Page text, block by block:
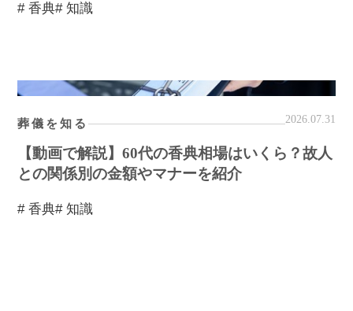
# 香典# 知識
葬儀を知る 2026.07.31
【動画で解説】60代の香典相場はいくら？故人
との関係別の金額やマナーを紹介
# 香典# 知識